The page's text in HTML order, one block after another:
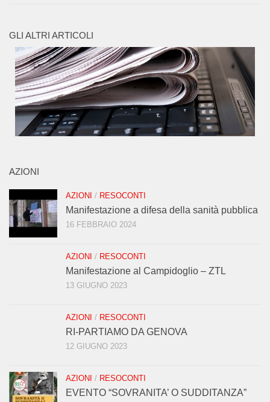
GLI ALTRI ARTICOLI
AZIONI
AZIONI / RESOCONTI
Manifestazione a difesa della sanità pubblica
16 FEBBRAIO 2024
AZIONI / RESOCONTI
Manifestazione al Campidoglio – ZTL
13 GIUGNO 2023
AZIONI / RESOCONTI
RI-PARTIAMO DA GENOVA
12 GIUGNO 2023
AZIONI / RESOCONTI
EVENTO “SOVRANITA’ O SUDDITANZA”